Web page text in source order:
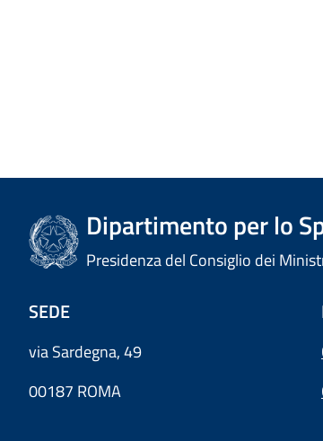
Dipartimento per lo
Presidenza del Consiglio dei
SEDE
via Sardegna, 49
00187 ROMA